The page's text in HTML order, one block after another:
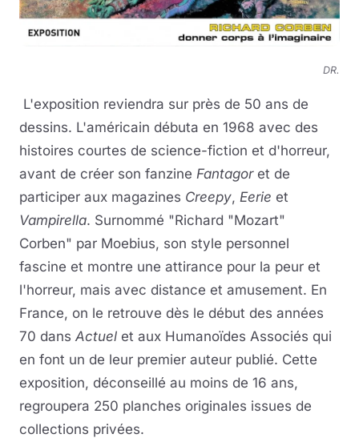
DR.
L'exposition reviendra sur près de 50 ans de
dessins. L'américain débuta en 1968 avec des
histoires courtes de science-fiction et d'horreur,
avant de créer son fanzine Fantagoret de
participer aux magazines Creepy, Eerie et
Vampirella. Surnommé "Richard "Mozart"
Corben" par Moebius, son style personnel
fascine et montre une attirance pour la peur et
l'horreur, mais avec distance et amusement. En
France, on le retrouve dès le début des années
70 dans Actuel et aux Humanoïdes Associés qui
en font un de leur premier auteur publié. Cette
exposition, déconseillé au moins de 16 ans,
regroupera 250 planches originales issues de
collections privées.